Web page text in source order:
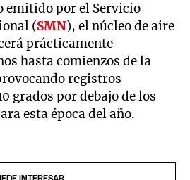
emitido por el Servicio
(SMN), el núcleo de aire
prácticamente
hasta comienzos de la
registros
grados por debajo de los
esta época del año.